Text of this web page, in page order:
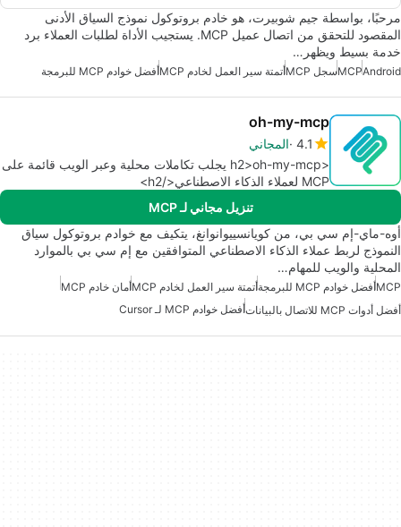
مرحبًا، بواسطة جيم شوبيرت، هو خادم بروتوكول نموذج السياق الأدنى
المقصود للتحقق من اتصال عميل MCP. يستجيب الأداة لطلبات العملاء برد
خدمة بسيط ويظهر…
Android
MCPسجل MCP أتمتة سير العمل لخادم MCP أفضل خوادم MCP للبرمجة
oh-my-mcp
4.1 المجاني
<h2>oh-my-mcp يجلب تكاملات محلية وعبر الويب قائمة على
MCP لعملاء الذكاء الاصطناعي</h2>
تنزيل مجاني لـ MCP
أوه-ماي-إم سي بي، من كويانسييوانوانغ، يتكيف مع خوادم بروتوكول سياق
النموذج لربط عملاء الذكاء الاصطناعي المتوافقين مع إم سي بي بالموارد
المحلية والويب للمهام…
MCPأفضل خوادم MCP للبرمجة أتمتة سير العمل لخادم MCP
أمان خادم MCP
أفضل أدوات MCP للاتصال بالبيانات
أفضل خوادم MCP لـ Cursor